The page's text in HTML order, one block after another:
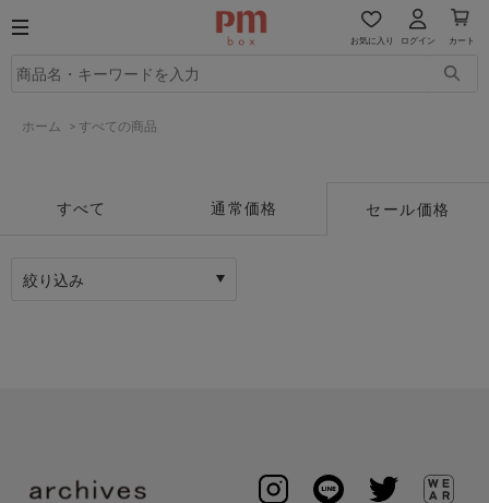
お気に入り ログイン カート
ホーム > すべての商品
すべて 通常価格 セール価格
絞り込み